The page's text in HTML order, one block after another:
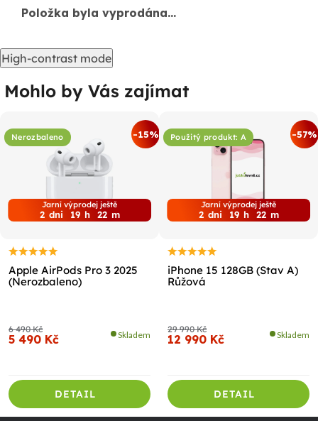
Položka byla vyprodána…
High-contrast mode
Mohlo by Vás zajímat
Nerozbaleno -15%
Jarní výprodej ještě
2 dni 19 h 22 m
Apple AirPods Pro 3 2025
(Nerozbaleno)
6 490 Kč
5 490 Kč Skladem
DETAIL
Použitý produkt: A -57%
Jarní výprodej ještě
2 dni 19 h 22 m
iPhone 15 128GB (Stav A)
Růžová
29 990 Kč
12 990 Kč Skladem
DETAIL